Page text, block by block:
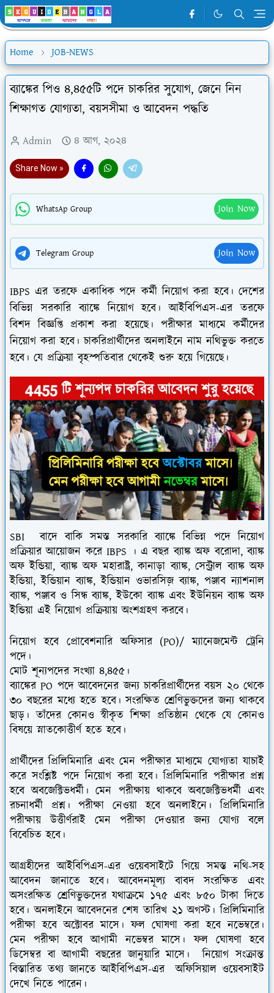
Home JOB-NEWS
ব্যাঙ্কের পিও ৪,৪৫৫টি পদে চাকরির সুযোগ, জেনে নিন
শিক্ষাগত যোগ্যতা, বয়সসীমা ও আবেদন পদ্ধতি
Admin ৪ আগ, ২০২৪
Share Now »
WhatsAp Group Join Now
Telegram Group Join Now
IBPS এর তরফে একাধিক পদে কর্মী নিয়োগ করা হবে। দেশের
বিভিন্ন সরকারি ব্যাঙ্কে নিয়োগ হবে। আইবিপিএস-এর তরফে
বিশদ বিজ্ঞপ্তি প্রকাশ করা হয়েছে। পরীক্ষার মাধ্যমে কর্মীদের
নিয়োগ করা হবে। চাকরিপ্রার্থীদের অনলাইনে নাম নথিভুক্ত করতে
হবে। যে প্রক্রিয়া বৃহস্পতিবার থেকেই শুরু হয়ে গিয়েছে।
SBI বাদে বাকি সমস্ত সরকারি ব্যাঙ্কে বিভিন্ন পদে নিয়োগ
প্রক্রিয়ার আয়োজন করে IBPS । এ বছর ব্যাঙ্ক অফ বরোদা, ব্যাঙ্ক
অফ ইন্ডিয়া, ব্যাঙ্ক অফ মহারাষ্ট্র, কানাড়া ব্যাঙ্ক, সেন্ট্রাল ব্যাঙ্ক অফ
ইন্ডিয়া, ইন্ডিয়ান ব্যাঙ্ক, ইন্ডিয়ান ওভারসিজ় ব্যাঙ্ক, পঞ্জাব ন্যাশনাল
ব্যাঙ্ক, পঞ্জাব ও সিন্ধ ব্যাঙ্ক, ইউকো ব্যাঙ্ক এবং ইউনিয়ন ব্যাঙ্ক অফ
ইন্ডিয়া এই নিয়োগ প্রক্রিয়ায় অংশগ্রহণ করবে।
নিয়োগ হবে প্রোবেশনারি অফিসার (PO)/ ম্যানেজমেন্ট ট্রেনি
পদে।
মোট শূন্যপদের সংখ্যা ৪,৪৫৫।
ব্যাঙ্কের PO পদে আবেদনের জন্য চাকরিপ্রার্থীদের বয়স ২০ থেকে
৩০ বছরের মধ্যে হতে হবে। সংরক্ষিত শ্রেণিভুক্তদের জন্য থাকবে
ছাড়। তাঁদের কোনও স্বীকৃত শিক্ষা প্রতিষ্ঠান থেকে যে কোনও
বিষয়ে স্নাতকোত্তীর্ণ হতে হবে।
প্রার্থীদের প্রিলিমিনারি এবং মেন পরীক্ষার মাধ্যমে যোগ্যতা যাচাই
করে সংশ্লিষ্ট পদে নিয়োগ করা হবে। প্রিলিমিনারি পরীক্ষার প্রশ্ন
হবে অবজেক্টিভধর্মী। মেন পরীক্ষায় থাকবে অবজেক্টিভধর্মী এবং
রচনাধর্মী প্রশ্ন। পরীক্ষা নেওয়া হবে অনলাইনে। প্রিলিমিনারি
পরীক্ষায় উত্তীর্ণরাই মেন পরীক্ষা দেওয়ার জন্য যোগ্য বলে
বিবেচিত হবে।
আগ্রহীদের আইবিপিএস-এর ওয়েবসাইটে গিয়ে সমস্ত নথি-সহ
আবেদন জানাতে হবে। আবেদনমূল্য বাবদ সংরক্ষিত এবং
অসংরক্ষিত শ্রেণিভুক্তদের যথাক্রমে ১৭৫ এবং ৮৫০ টাকা দিতে
হবে। অনলাইনে আবেদনের শেষ তারিখ ২১ অগস্ট। প্রিলিমিনারি
পরীক্ষা হবে অক্টোবর মাসে। ফল ঘোষণা করা হবে নভেম্বরে।
মেন পরীক্ষা হবে আগামী নভেম্বর মাসে। ফল ঘোষণা হবে
ডিসেম্বর বা আগামী বছরের জানুয়ারি মাসে। নিয়োগ সংক্রান্ত
বিস্তারিত তথ্য জানতে আইবিপিএস-এর অফিসিয়াল ওয়েবসাইট
দেখে নিতে পারেন।